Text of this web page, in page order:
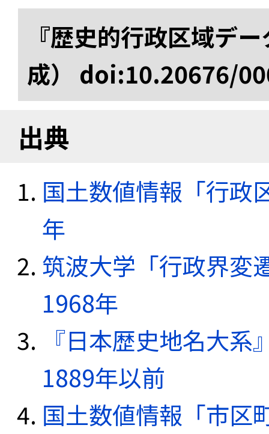
『歴史的行政区域デ
成） doi:10.20676/
出典
国土数値情報「行政
年
筑波大学「行政界変
1968年
『日本歴史地名大
1889年以前
国土数値情報「市区